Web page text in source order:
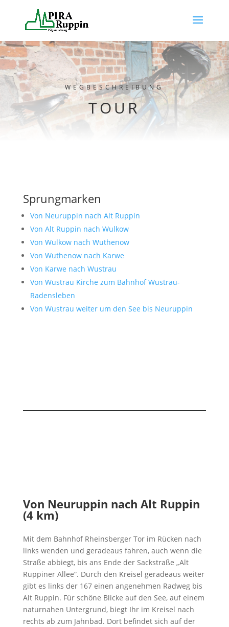
WEGBESCHREIBUNG
TOUR
Sprungmarken
Von Neuruppin nach Alt Ruppin
Von Alt Ruppin nach Wulkow
Von Wulkow nach Wuthenow
Von Wuthenow nach Karwe
Von Karwe nach Wustrau
Von Wustrau Kirche zum Bahnhof Wustrau-
Radensleben
Von Wustrau weiter um den See bis Neuruppin
Von Neuruppin nach Alt Ruppin
(4 km)
Mit dem Bahnhof Rheinsberger Tor im Rücken nach
links wenden und geradeaus fahren, auch wenn die
Straße abbiegt, bis ans Ende der Sackstraße „Alt
Ruppiner Allee“. Durch den Kreisel geradeaus weiter
gibt es links der 167 einen angenehmen Radweg bis
Alt Ruppin. Für schöne Blicke auf den See, auf einem
naturnahen Untergrund, biegt Ihr im Kreisel nach
rechts ab zum Jahnbad. Dort befindet sich auf der